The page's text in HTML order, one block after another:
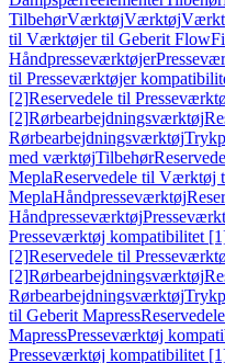
TilbehørVærktøjVærktøj
til Værktøjer til Geberit
Håndpresseværktøjer
til Presseværktøjer
[2]Reservedele til
[2]Rørbearbejdningsværktøj
Rørbearbejdningsværktøj
med værktøjTilbehør
MeplaReservedele til Værktøj
MeplaHåndpresseværktøj
Håndpresseværktøj
Presseværktøj kompatibilitet
[2]Reservedele til
[2]Rørbearbejdningsværktøj
Rørbearbejdningsværktøj
til Geberit Mapress
MapressPresseværktøj
Presseværktøj kompatibilitet